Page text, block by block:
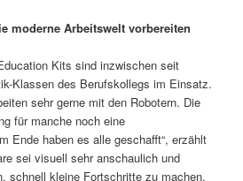
moderne Arbeitswelt vorbereiten
Kits sind inzwischen seit
Klassen des Berufskollegs im Einsatz.
sehr gerne mit den Robotern. Die
für manche noch eine
Ende haben es alle geschafft“, erzählt
sei visuell sehr anschaulich und
schnell kleine Fortschritte zu machen.